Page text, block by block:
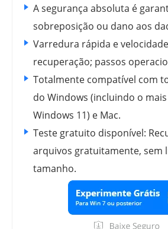
A segurança absoluta é
sobreposição ou dano aos
Varredura rápida e
recuperação; passos
Totalmente compatível com
do Windows (incluindo o
Windows 11) e Mac.
Teste gratuito disponível:
arquivos gratuitamente, sem
tamanho.